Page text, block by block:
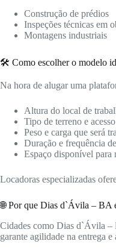
Construção de prédios
Inspeções técnicas em
Montagens industriais
🛠️ Como escolher o modelo
Na hora de alugar uma
Altura do local de
Tipo de terreno e acesso
Peso e carga que será
Duração e frequência
Espaço disponível para
Locadoras especializadas
🌐 Por que Dias d`Ávila – BA
Cidades como Dias d`Ávila –
garante agilidade na entrega